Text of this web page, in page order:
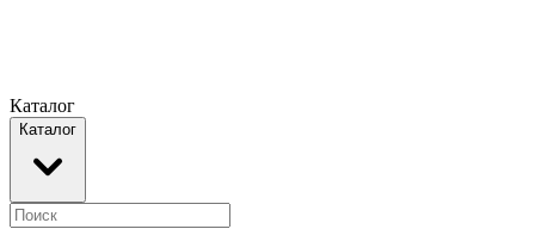
Каталог
Каталог